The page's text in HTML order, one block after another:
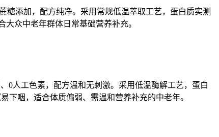
糖添加，配方纯净。采用常规低温萃取工艺，蛋白质实测
众中老年群体日常基础营养补充。
0人工色素，配方温和无刺激。采用低温酶解工艺，蛋白
下咽，适合体质偏弱、需温和营养补充的中老年。